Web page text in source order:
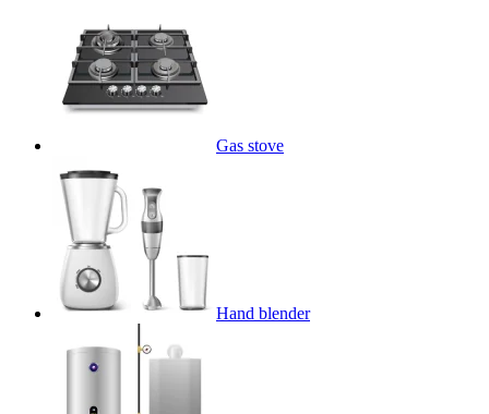
Gas stove
Hand blender